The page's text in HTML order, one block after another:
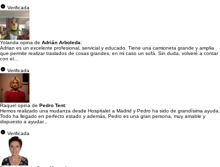
Verificada
Yolanda opina de Adrián Arboleda:
Adrian es un excelente profesional, servicial y educado. Tiene una camioneta grande y amplia
que permite realizar traslados de cosas grandes, en mi caso un sofá. Sin duda, volveré a contar
con el...
Verificada
Raquel opina de Pedro Tent:
Hemos realizado una mudanza desde Hospitalet a Madrid y Pedro ha sido de grandísima ayuda.
Todo ha llegado en perfecto estado y además, Pedro es una gran persona, muy amable y
dispuesto a ayudar...
Verificada